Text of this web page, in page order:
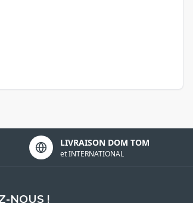
LIVRAISON DOM TOM
et INTERNATIONAL
NOUS !